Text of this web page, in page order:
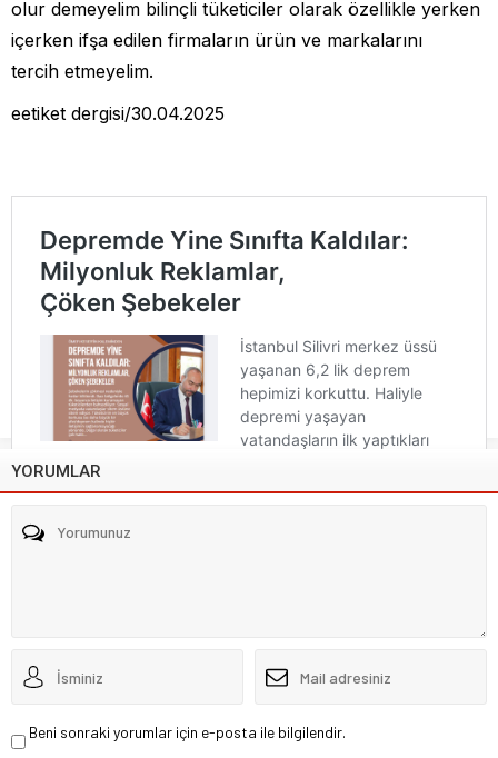
olur demeyelim bilinçli tüketiciler olarak özellikle yerken
içerken ifşa edilen firmaların ürün ve markalarını
tercih etmeyelim.
eetiket dergisi/30.04.2025
YORUMLAR
Beni sonraki yorumlar için e-posta ile bilgilendir.